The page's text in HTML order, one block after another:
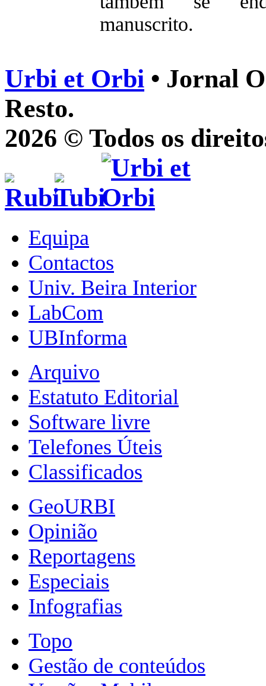
manuscrito.
Urbi et Orbi • Jornal
Resto.
2026 © Todos os
Equipa
Contactos
Univ. Beira Interior
LabCom
UBInforma
Arquivo
Estatuto Editorial
Software livre
Telefones Úteis
Classificados
GeoURBI
Opinião
Reportagens
Especiais
Infografias
Topo
Gestão de conteúdos